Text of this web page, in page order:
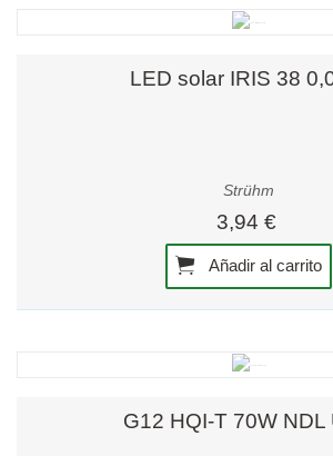
LED solar IRIS 38
Strühm
3,94 €
Añadir al carrito
G12 HQI-T 70W NDL